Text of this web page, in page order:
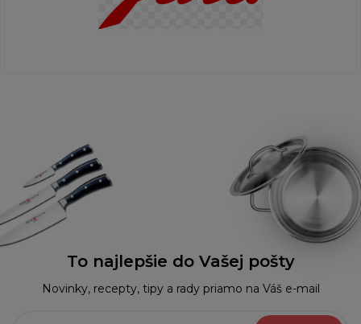
To najlepšie do Vašej pošty
Novinky, recepty, tipy a rady priamo na Váš e-mail